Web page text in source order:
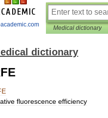
Medical dictionary
dictionary
fluorescence efficiency